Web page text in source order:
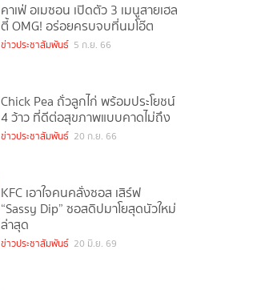
คาเฟ่ อเมซอน เปิดตัว 3 เมนูสายเฮล
ตี้ OMG! อร่อยครบจบที่นมโอ๊ต
ข่าวประชาสัมพันธ์ 5 ก.ย. 66
Chick Pea ถั่วลูกไก่ พร้อมประโยชน์
4 ว้าว ที่ดีต่อสุขภาพแบบคาดไม่ถึง
ข่าวประชาสัมพันธ์ 20 ก.ย. 66
KFC เอาใจคนคลั่งซอส เสิร์ฟ
“Sassy Dip” ซอสดิปมาโยสุดนัวใหม่
ล่าสุด
ข่าวประชาสัมพันธ์ 20 มิ.ย. 69